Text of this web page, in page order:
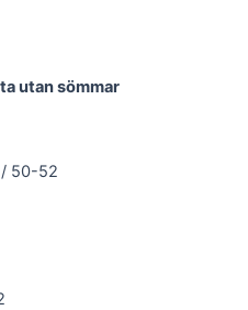
utan sömmar
50-52